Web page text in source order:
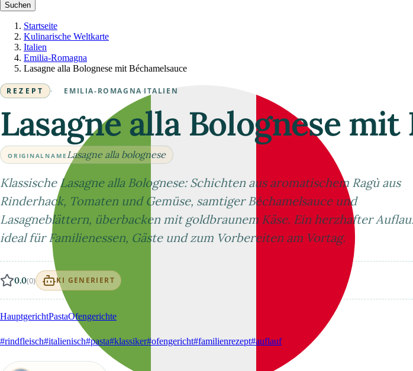
Suchen
Startseite
Kulinarische Weltkarte
Italien
Emilia-Romagna
Lasagne alla Bolognese mit Béchamelsauce
REZEPT · EMILIA-ROMAGNA ·ITALIEN
Lasagne alla Bolognese mit
ORIGINALNAME Lasagne alla bolognese
Klassische Lasagne alla Bolognese: Schichten aus aromatischem Ragù aus
Rinderhack, Tomaten und Gemüse, samtiger Béchamelsauce und
Lasagneblättern, überbacken mit goldbraunem Käse. Ein herzhafter
ideal für Familienessen, Gäste und zum Vorbereiten am Vortag.
0.0(0) KI GENERIERT
HauptgerichtPastaOfengerichte
#rindfleisch#italienisch#pasta#klassiker#ofengericht#familienrezept#auflauf